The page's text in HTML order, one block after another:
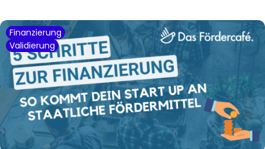
Finanzierung
Validierung